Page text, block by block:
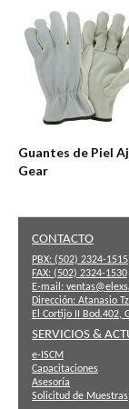
Guantes de Piel
Gear
CONTACTO
PBX: (502) 2324-1515
FAX: (502) 2324-1530
E-mail:
Dirección: Atanasio
El Cortijo II Bod.402,
SERVICIOS &
e-ISCM
Capacitaciones
Asesoría
Solicitud de Muestras